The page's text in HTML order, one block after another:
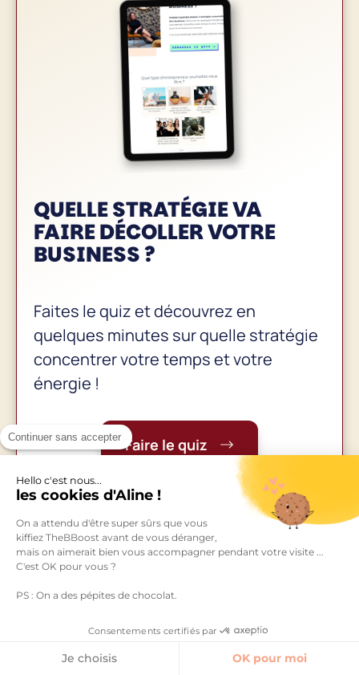
Continuer sans accepter
Hello c'est nous...
les cookies d'Aline !
On a attendu d'être super sûrs que vous
kiffiez TheBBoost avant de vous déranger,
mais on aimerait bien vous accompagner pendant votre visite ...
C'est OK pour vous ?
PS : On a des pépites de chocolat.
Consentements certifiés par
Je choisis OK pour moi
QUELLE STRATÉGIE VA
FAIREDÉCOLLER VOTRE
BUSINESS?
Faites le quiz et découvrez en
quelques minutes sur quelle stratégie
concentrer votre temps et votre
énergie !
Faire le quiz
Précédent Suivant